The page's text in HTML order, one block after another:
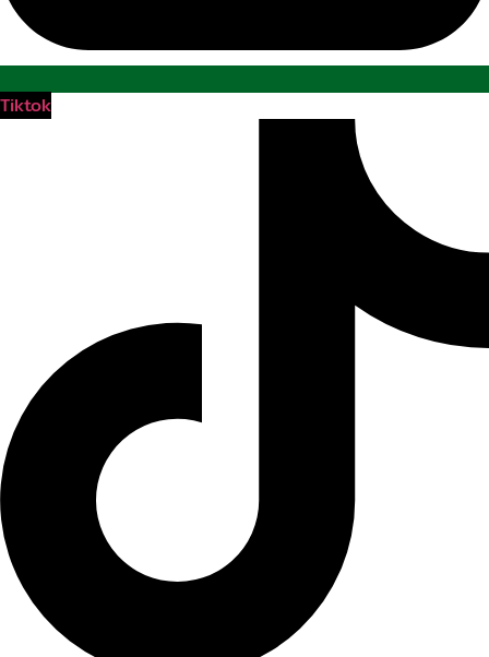
Tiktok